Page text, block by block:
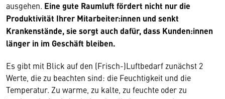
ausgehen. Eine gute Raumluft fördert nicht nur die
Produktivität Ihrer Mitarbeiter:innen und senkt
Krankenstände, sie sorgt auch dafür, dass Kunden:innen
länger in im Geschäft bleiben.
Es gibt mit Blick auf den (Frisch-)Luftbedarf zunächst 2
Werte, die zu beachten sind: die Feuchtigkeit und die
Temperatur. Zu warme, zu kalte, zu feuchte oder zu